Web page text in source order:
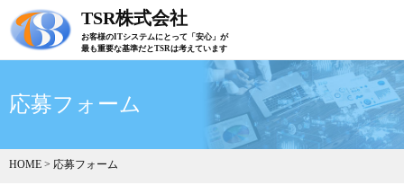
TSR株式会社
お客様のITシステムにとって「安心」が
最も重要な基準だとTSRは考えています
応募フォーム
HOME > 応募フォーム